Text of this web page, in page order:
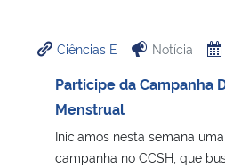
Ministério da Cidadania
Ministério da Saúde
Ministério de Minas e Energia
Ciências E Notícia
Participe da Campanha
Menstrual
Iniciamos nesta semana
campanha no CCSH, que